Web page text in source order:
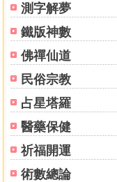
測字解夢
鐵版神數
佛禪仙道
民俗宗教
占星塔羅
醫藥保健
祈福開運
術數總論